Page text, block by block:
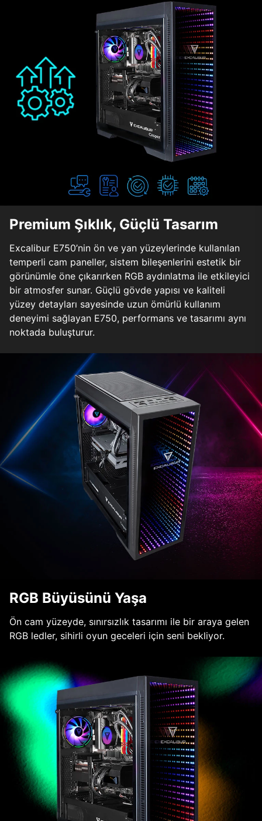
Premium Şıklık, Güçlü Tasarım
Excalibur E750’nin ön ve yan yüzeylerinde kullanılan
temperli cam paneller, sistem bileşenlerini estetik bir
görünümle öne çıkarırken RGB aydınlatma ile etkileyici
bir atmosfer sunar. Güçlü gövde yapısı ve kaliteli
yüzey detayları sayesinde uzun ömürlü kullanım
deneyimi sağlayan E750, performans ve tasarımı aynı
noktada buluşturur.
RGB Büyüsünü Yaşa
Ön cam yüzeyde, sınırsızlık tasarımı ile bir araya gelen
RGB ledler, sihirli oyun geceleri için seni bekliyor.